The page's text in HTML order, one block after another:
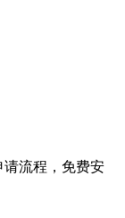
请流程，免费安